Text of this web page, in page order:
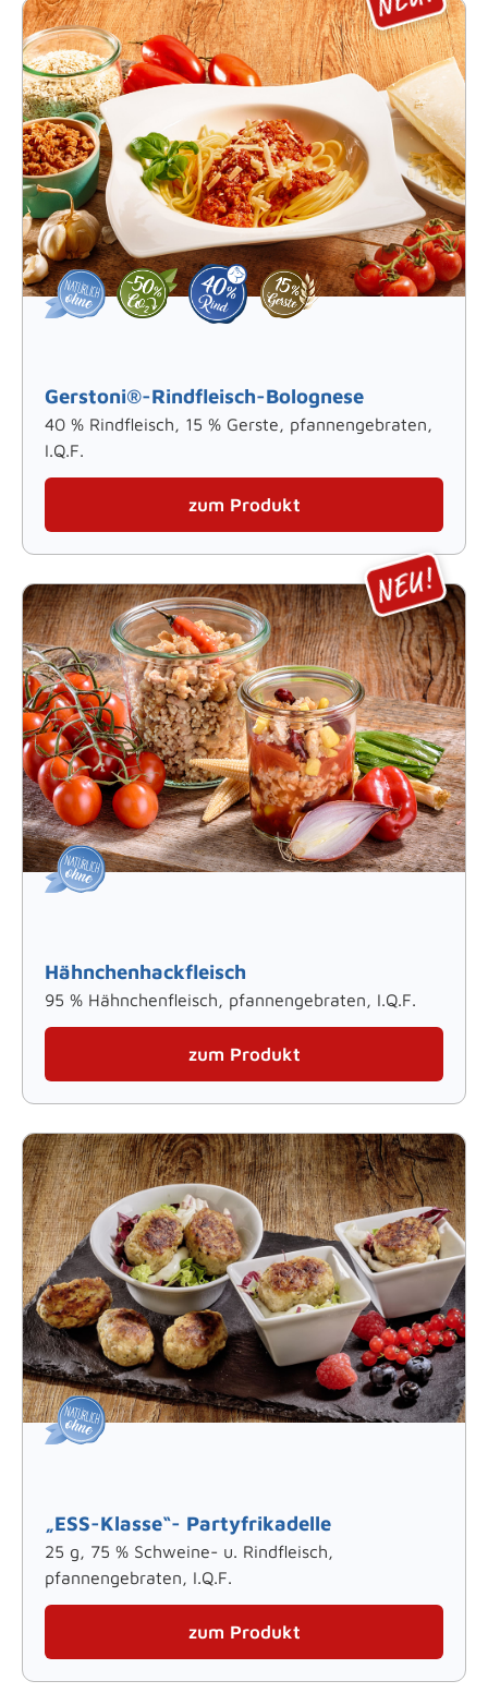
Gerstoni®-Rindfleisch-Bolognese
40 % Rindfleisch, 15 % Gerste, pfannengebraten,
I.Q.F.
zum Produkt
Hähnchenhackfleisch
95 % Hähnchenfleisch, pfannengebraten, I.Q.F.
zum Produkt
„ESS-Klasse“- Partyfrikadelle
25 g, 75 % Schweine- u. Rindfleisch,
pfannengebraten, I.Q.F.
zum Produkt